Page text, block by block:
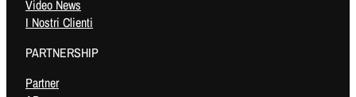
Video News
I Nostri Clienti
PARTNERSHIP
Partner